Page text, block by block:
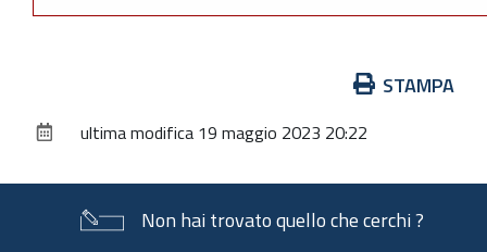
documento
STAMPA
ultima modifica 19 maggio 2023 20:22
Non hai trovato quello che cerchi ?